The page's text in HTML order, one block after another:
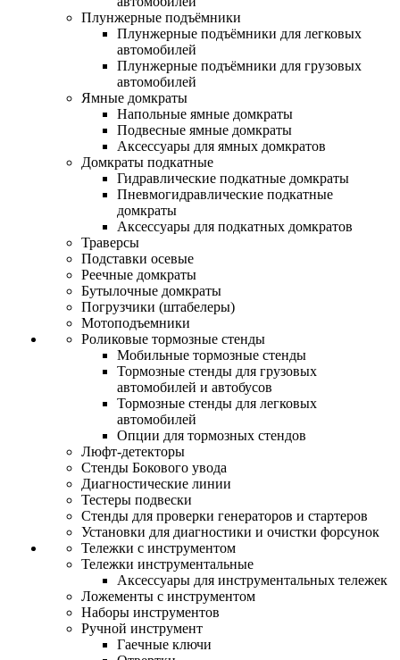
Плунжерные подъёмники
Плунжерные подъёмники для легковых
автомобилей
Плунжерные подъёмники для грузовых
автомобилей
Ямные домкраты
Напольные ямные домкраты
Подвесные ямные домкраты
Аксессуары для ямных домкратов
Домкраты подкатные
Гидравлические подкатные домкраты
Пневмогидравлические подкатные
домкраты
Аксессуары для подкатных домкратов
Траверсы
Подставки осевые
Реечные домкраты
Бутылочные домкраты
Погрузчики (штабелеры)
Мотоподъемники
Роликовые тормозные стенды
Мобильные тормозные стенды
Тормозные стенды для грузовых
автомобилей и автобусов
Тормозные стенды для легковых
автомобилей
Опции для тормозных стендов
Люфт-детекторы
Стенды Бокового увода
Диагностические линии
Тестеры подвески
Стенды для проверки генераторов и стартеров
Установки для диагностики и очистки форсунок
Тележки с инструментом
Тележки инструментальные
Аксессуары для инструментальных тележек
Ложементы с инструментом
Наборы инструментов
Ручной инструмент
Гаечные ключи